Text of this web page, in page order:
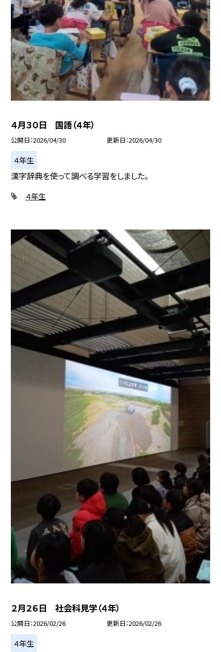
４月３０日 国語（４年）
公開日 2026/04/30 更新日 2026/04/30
４年生
漢字辞典を使って調べる学習をしました。
４年生
２月２６日 社会科見学（４年）
公開日 2026/02/26 更新日 2026/02/26
４年生